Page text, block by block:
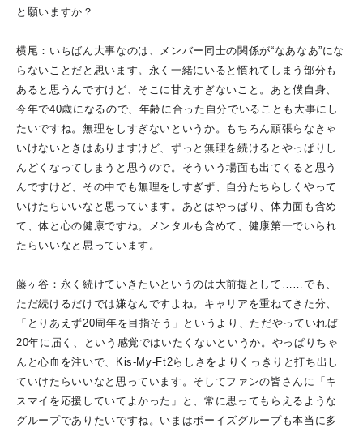
と願いますか？
横尾：いちばん大事なのは、メンバー同士の関係が“なあなあ”にな
らないことだと思います。永く一緒にいると慣れてしまう部分も
あると思うんですけど、そこに甘えすぎないこと。あと僕自身、
今年で40歳になるので、年齢に合った自分でいることも大事にし
たいですね。無理をしすぎないというか。もちろん頑張らなきゃ
いけないときはありますけど、ずっと無理を続けるとやっぱりし
んどくなってしまうと思うので。そういう場面も出てくると思う
んですけど、その中でも無理をしすぎず、自分たちらしくやって
いけたらいいなと思っています。あとはやっぱり、体力面も含め
て、体と心の健康ですね。メンタルも含めて、健康第一でいられ
たらいいなと思っています。
藤ヶ谷：永く続けていきたいというのは大前提として……でも、
ただ続けるだけでは嫌なんですよね。キャリアを重ねてきた分、
「とりあえず20周年を目指そう」というより、ただやっていれば
20年に届く、という感覚ではいたくないというか。やっぱりちゃ
んと心血を注いで、Kis-My-Ft2らしさをよりくっきりと打ち出し
ていけたらいいなと思っています。そしてファンの皆さんに「キ
スマイを応援していてよかった」と、常に思ってもらえるような
グループでありたいですね。いまはボーイズグループも本当に多